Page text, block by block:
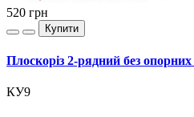
520 грн
Купити
Плоскоріз 2-рядний без
КУ9